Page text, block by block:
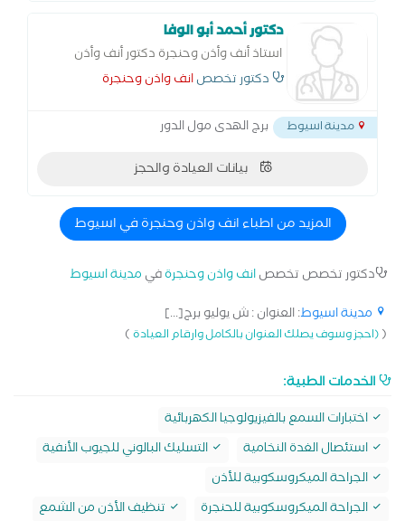
دكتور أحمد أبو الوفا
استاذ أنف وأذن وحنجرة دكتور أنف وأذن
وحنجرة متخصص في استئصال الغدة النخامية
الميكروسكوبية للحنجرة - جراحة ترميم الأذن
دكتور تخصصانف واذن وحنجرة
مدينة اسيوط برج الهدى مول الدور
بيانات العيادة والحجز
المزيد من اطباء انف واذن وحنجرة في اسيوط
دكتور تخصص تخصصانف واذن وحنجرةفي مدينة اسيوط
مدينة اسيوط: العنوان : ش يوليو برج[...]
((احجز وسوف يصلك العنوان بالكامل وارقام العيادة)
الخدمات الطبية:
اختبارات السمع بالفيزيولوجيا الكهربائية
استئصال الغدة النخامية
التسليك البالوني للجيوب الأنفية
الجراحة الميكروسكوبية للأذن
الجراحة الميكروسكوبية للحنجرة
تنظيف الأذن من الشمع